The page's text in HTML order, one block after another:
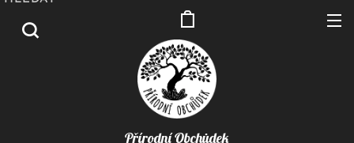
Přírodní Obchůdek